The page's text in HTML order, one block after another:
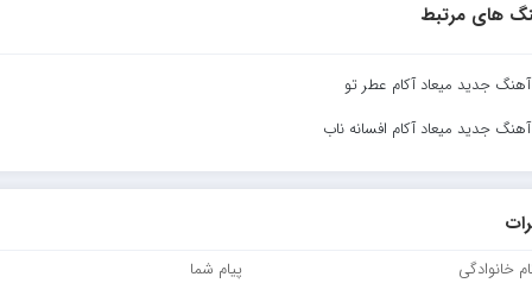
های مرتبط
آهنگ جدید میعاد آکام عطر تو
آهنگ جدید میعاد آکام افسانه ناب
خانوادگی پیام شما